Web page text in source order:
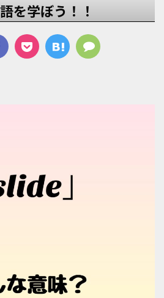
を学ぼう！！